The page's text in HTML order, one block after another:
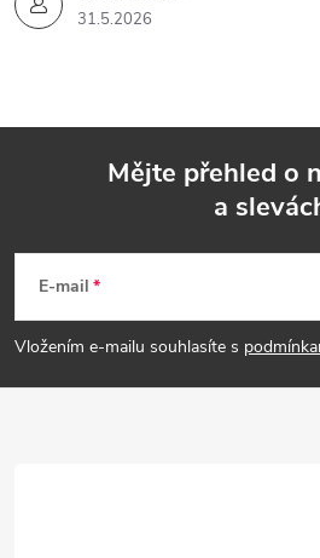
31.5.2026
p
a
Mějte přehled o
a
E-mail
Vložením e-mailu souhlasíte s